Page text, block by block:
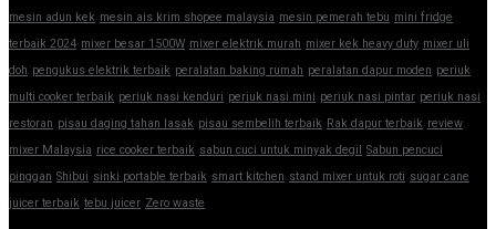
mesin adun kek mesin ais krim shopee malaysia mesin pemerah tebu mini fridge
terbaik 2024 mixer besar 1500W mixer elektrik murah mixer kek heavy duty mixer uli
doh pengukus elektrik terbaik peralatan baking rumah peralatan dapur moden periuk
multi cooker terbaik periuk nasi kenduri periuk nasi mini periuk nasi pintar periuk nasi
restoran pisau daging tahan lasak pisau sembelih terbaik Rak dapur terbaik review
mixer Malaysia rice cooker terbaik sabun cuci untuk minyak degil Sabun pencuci
pinggan Shibui sinki portable terbaik smart kitchen stand mixer untuk roti sugar cane
juicer terbaik tebu juicer Zero waste